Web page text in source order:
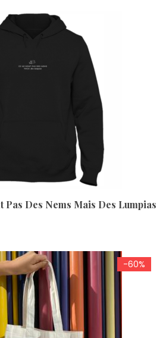
Pas Des Nems Mais Des Lumpias
-60%